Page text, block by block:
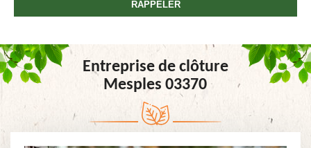
Entreprise de clôture
Mesples 03370